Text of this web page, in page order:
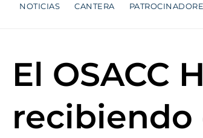
NOTICIAS CANTERA
El OSACC
recibiendo